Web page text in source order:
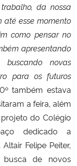
da nossa
esse momento
como pensar no
apresentando
novas
para os futuros
também estava
a feira, além
do Colégio
dedicado a
Felipe Peiter,
de novos